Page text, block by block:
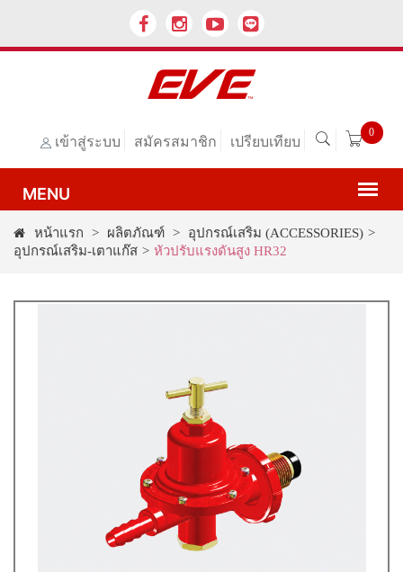
เข้าสู่ระบบ สมัครสมาชิก เปรียบเทียบ
0
หน้าแรก > ผลิตภัณฑ์ > อุปกรณ์เสริม (ACCESSORIES) >
อุปกรณ์เสริม-เตาแก๊ส > หัวปรับแรงดันสูง HR32